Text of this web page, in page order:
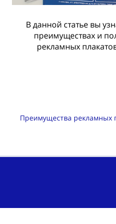
В данной статье вы
преимуществах и
рекламных
Преимущества рекламных